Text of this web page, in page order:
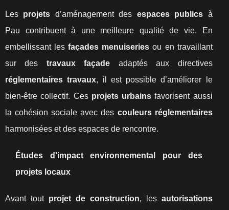
Les projets d’aménagement des espaces publics à
Pau contribuent à une meilleure qualité de vie. En
embellissant lesfaçades menuiseries ou en travaillant
sur des travaux façade adaptés aux directives
réglementaires travaux, il est possible d’améliorer le
bien-être collectif. Ces projets urbains favorisent aussi
la cohésion sociale avec des couleurs réglementaires
harmonisées et des espaces de rencontre.
Études d'impact environnemental pour des
projets locaux
Avant tout projet de construction, les autorisations